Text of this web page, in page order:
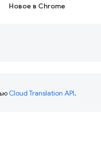
Новое в Chrome
Cloud Translation API.